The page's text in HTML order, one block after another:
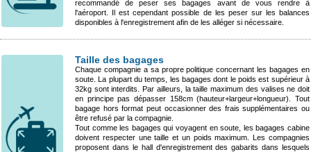
recommandé de peser ses bagages avant de vous rendre à
l'aéroport. Il est cependant possible de les peser sur les balances
disponibles à l'enregistrement afin de les alléger si nécessaire.
Taille des bagages
Chaque compagnie a sa propre politique concernant les bagages en
soute. La plupart du temps, les bagages dont le poids est supérieur à
32kg sont interdits. Par ailleurs, la taille maximum des valises ne doit
en principe pas dépasser 158cm (hauteur+largeur+longueur). Tout
bagage hors format peut occasionner des frais supplémentaires ou
être refusé par la compagnie.
Tout comme les bagages qui voyagent en soute, les bagages cabine
doivent respecter une taille et un poids maximum. Les compagnies
proposent dans le hall d'enregistrement des gabarits dans lesquels